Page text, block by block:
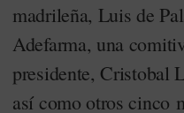
madrileña, Luis de
Adefarma, una
presidente, Cristobal
así como otros cinco